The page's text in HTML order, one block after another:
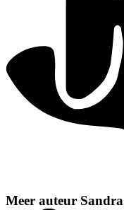
Meer auteur